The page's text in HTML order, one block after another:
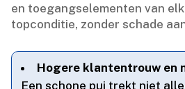
en toegangselementen van
topconditie, zonder schade
Hogere klantentrouw en
Een schone pui trekt niet